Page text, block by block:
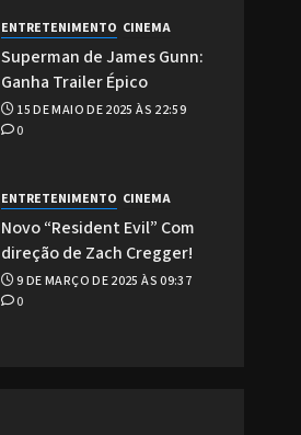
ENTRETENIMENTO CINEMA
Superman de James Gunn:
Ganha Trailer Épico
15 DE MAIO DE 2025 ÀS 22:59
0
ENTRETENIMENTO CINEMA
Novo “Resident Evil” Com
direção de Zach Cregger!
9 DE MARÇO DE 2025 ÀS 09:37
0